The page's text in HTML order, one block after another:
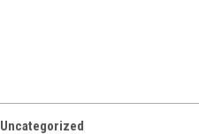
Uncategorized